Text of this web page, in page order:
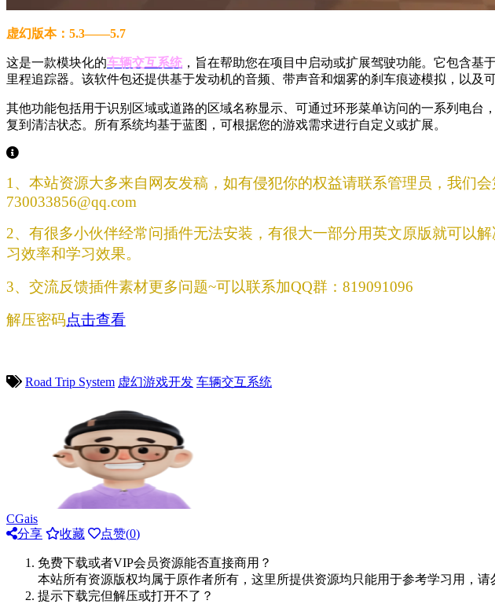
虚幻版本：5.3——5.7
这是一款模块化的车辆交互系统，旨在帮助您在项目中启动或扩展驾驶功能。它包含基
里程追踪器。该软件包还提供基于发动机的音频、带声音和烟雾的刹车痕迹模拟，以及
其他功能包括用于识别区域或道路的区域名称显示、可通过环形菜单访问的一系列电
复到清洁状态。所有系统均基于蓝图，可根据您的游戏需求进行自定义或扩展。
1、本站资源大多来自网友发稿，如有侵犯你的权益请联系管理员，我们
730033856@qq.com
2、有很多小伙伴经常问插件无法安装，有很大一部分用英文原版就可以
习效率和学习效果。
3、交流反馈插件素材更多问题~可以联系加QQ群：819091096
解压密码点击查看
Road Trip System 虚幻游戏开发 车辆交互系统
CGais
分享
收藏 点赞(0)
免费下载或者VIP会员资源能否直接商用？
本站所有资源版权均属于原作者所有，这里所提供资源均只能用于参考学习用，
提示下载完但解压或打开不了？